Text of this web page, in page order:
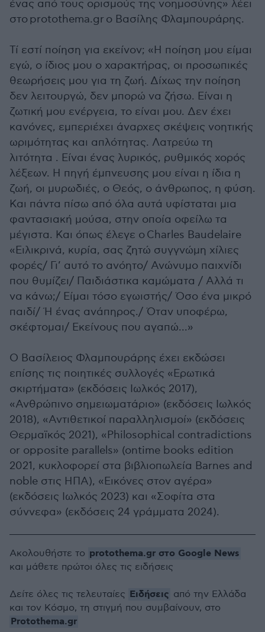
ένας από τους ορισμούς της νοημοσύνης» λέει
στο protothema.gr ο Βασίλης Φλαμπουράρης.
Τί εστί ποίηση για εκείνον; «Η ποίηση μου είμαι
εγώ, ο ίδιος μου ο χαρακτήρας, οι προσωπικές
θεωρήσεις μου για τη ζωή. Δίχως την ποίηση
δεν λειτουργώ, δεν μπορώ να ζήσω. Είναι η
ζωτική μου ενέργεια, το είναι μου. Δεν έχει
κανόνες, εμπεριέχει άναρχες σκέψεις νοητικής
ωριμότητας και απλότητας. Λατρεύω τη
λιτότητα . Είναι ένας λυρικός, ρυθμικός χορός
λέξεων. Η πηγή έμπνευσης μου είναι η ίδια η
ζωή, οι μυρωδιές, ο Θεός, ο άνθρωπος, η φύση.
Και πάντα πίσω από όλα αυτά υφίσταται μια
φαντασιακή μούσα, στην οποία οφείλω τα
μέγιστα. Και όπως έλεγε ο Charles Baudelaire‎
«Ειλικρινά, κυρία, σας ζητώ συγγνώμη χίλιες
φορές/ Γι’ αυτό το ανόητο/ Ανώνυμο παιχνίδι
που θυμίζει/ Παιδιάστικα καμώματα ­/ Αλλά τι
να κάνω;/ Είμαι τόσο εγωιστής/ Όσο ένα μικρό
παιδί/ Ή ένας ανάπηρος./ Όταν υποφέρω,
σκέφτομαι/ Εκείνους που αγαπώ...»
Ο Βασίλειος Φλαμπουράρης έχει εκδώσει
επίσης τις ποιητικές συλλογές «Ερωτικά
σκιρτήματα» (εκδόσεις Ιωλκός 2017),
«Ανθρώπινο σημειωματάριο» (εκδόσεις Ιωλκός
2018), «Αντιθετικοί παραλληλισμοί» (εκδόσεις
Θερμαϊκός 2021), «Philosophical contradictions
or opposite parallels» (ontime books edition
2021, κυκλοφορεί στα βιβλιοπωλεία Barnes and
noble στις ΗΠΑ), «Εικόνες στον αγέρα»
(εκδόσεις Ιωλκός 2023) και «Σοφίτα στα
σύννεφα» (εκδόσεις 24 γράμματα 2024).
Ακολουθήστε το protothema.gr στο Google News
και μάθετε πρώτοι όλες τις ειδήσεις
Δείτε όλες τις τελευταίες Ειδήσεις από την Ελλάδα
και τον Κόσμο, τη στιγμή που συμβαίνουν, στο
Protothema.gr